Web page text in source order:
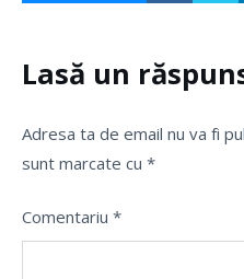
Lasă un
Adresa ta de email nu va fi
sunt marcate cu *
Comentariu *